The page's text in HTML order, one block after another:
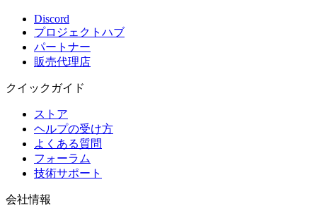
Discord
プロジェクトハブ
パートナー
販売代理店
クイックガイド
ストア
ヘルプの受け方
よくある質問
フォーラム
技術サポート
会社情報